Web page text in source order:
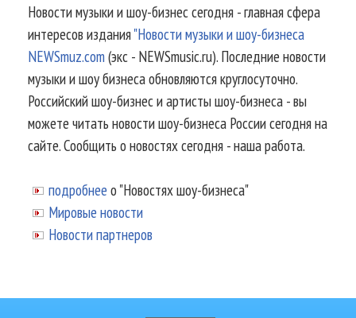
Новости музыки и шоу-бизнес сегодня - главная сфера
интересов издания"Новости музыки и шоу-бизнеса
NEWSmuz.com(экс - NEWSmusic.ru). Последние новости
музыки и шоу бизнеса обновляются круглосуточно.
Российский шоу-бизнес и артисты шоу-бизнеса - вы
можете читать новости шоу-бизнеса России сегодня на
сайте. Сообщить о новостях сегодня - наша работа.
подробнее о "Новостях шоу-бизнеса"
Мировые новости
Новости партнеров